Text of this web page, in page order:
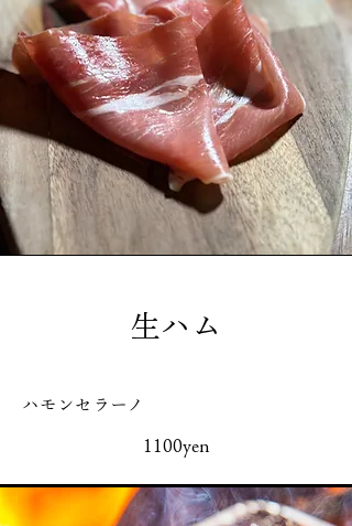
生ハム
ハモンセラーノ
1100yen